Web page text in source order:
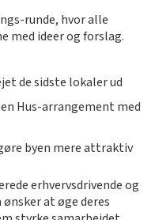
runde, hvor alle
med ideer og forslag.
de sidste lokaler ud
Hus-arrangement med
byen mere attraktiv
erhvervsdrivende og
at øge deres